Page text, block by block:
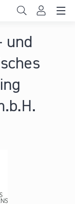
und